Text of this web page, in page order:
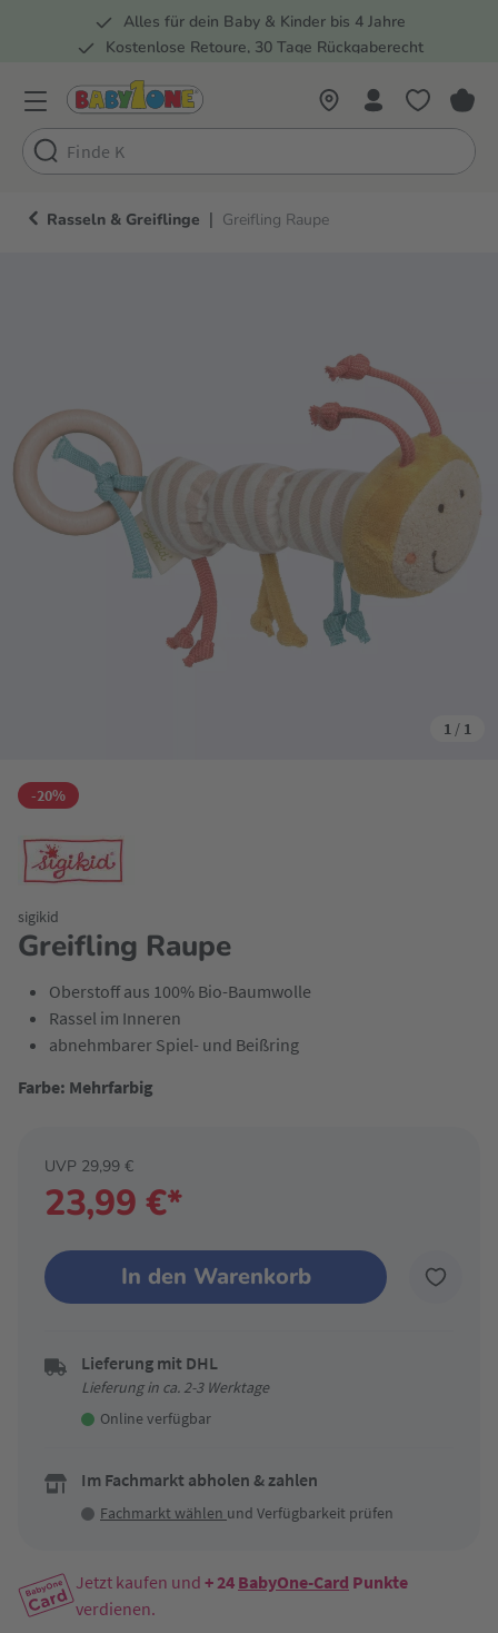
Zur Hauptnavigation springen
Alles für dein Baby & Kinder bis 4 Jahre
Kostenlose Retoure, 30 Tage Rückgaberecht
Rasseln & Greiflinge | Greifling Raupe
1 / 1
-20%
Greifling Raupe
sigikid
Oberstoff aus 100% Bio-Baumwolle
Rassel im Inneren
abnehmbarer Spiel- und Beißring
Farbe: Mehrfarbig
23,99 €*
UVP 29,99 €
In den Warenkorb
Lieferung mit DHL
Lieferung in ca. 2-3 Werktage
Online verfügbar
Im Fachmarkt abholen & zahlen
Fachmarkt wählen und Verfügbarkeit prüfen
Jetzt kaufen und + 24 BabyOne-Card Punkte
verdienen.